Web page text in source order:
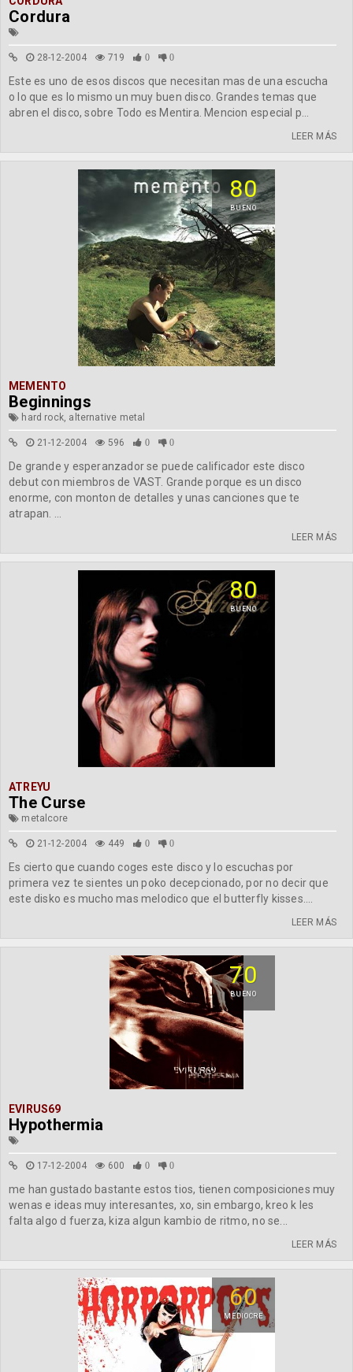
Cordura
28-12-2004 719 0 0
Este es uno de esos discos que necesitan mas de una escucha
o lo que es lo mismo un muy buen disco. Grandes temas que
abren el disco, sobre Todo es Mentira. Mencion especial p...
LEER MÁS
80
BUENO
MEMENTO
Beginnings
hard rock, alternative metal
21-12-2004 596 0 0
De grande y esperanzador se puede calificador este disco
debut con miembros de VAST. Grande porque es un disco
enorme, con monton de detalles y unas canciones que te
atrapan. ...
LEER MÁS
80
BUENO
ATREYU
The Curse
metalcore
21-12-2004 449 0 0
Es cierto que cuando coges este disco y lo escuchas por
primera vez te sientes un poko decepcionado, por no decir que
este disko es mucho mas melodico que el butterfly kisses....
LEER MÁS
70
BUENO
EVIRUS69
Hypothermia
17-12-2004 600 0 0
me han gustado bastante estos tios, tienen composiciones muy
wenas e ideas muy interesantes, xo, sin embargo, kreo k les
falta algo d fuerza, kiza algun kambio de ritmo, no se...
LEER MÁS
60
MEDIOCRE